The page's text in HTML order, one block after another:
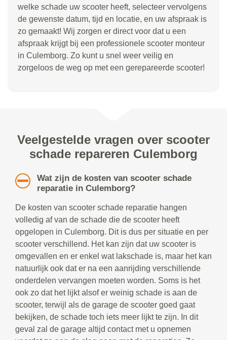
welke schade uw scooter heeft, selecteer vervolgens
de gewenste datum, tijd en locatie, en uw afspraak is
zo gemaakt! Wij zorgen er direct voor dat u een
afspraak krijgt bij een professionele scooter monteur
in Culemborg. Zo kunt u snel weer veilig en
zorgeloos de weg op met een gerepareerde scooter!
Veelgestelde vragen over scooter
schade repareren Culemborg
Wat zijn de kosten van scooter schade
reparatie in Culemborg?
De kosten van scooter schade reparatie hangen
volledig af van de schade die de scooter heeft
opgelopen in Culemborg. Dit is dus per situatie en per
scooter verschillend. Het kan zijn dat uw scooter is
omgevallen en er enkel wat lakschade is, maar het kan
natuurlijk ook dat er na een aanrijding verschillende
onderdelen vervangen moeten worden. Soms is het
ook zo dat het lijkt alsof er weinig schade is aan de
scooter, terwijl als de garage de scooter goed gaat
bekijken, de schade toch iets meer lijkt te zijn. In dit
geval zal de garage altijd contact met u opnemen